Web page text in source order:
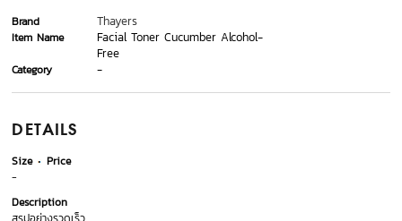
Brand Thayers
Item Name
Facial Toner Cucumber Alcohol-
Free
Category -
DETAILS
Size
Price
-
Description